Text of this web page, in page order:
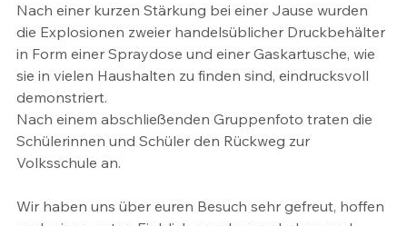
Nach einer kurzen Stärkung bei einer Jause wurden
die Explosionen zweier handelsüblicher Druckbehälter
in Form einer Spraydose und einer Gaskartusche, wie
sie in vielen Haushalten zu finden sind, eindrucksvoll
demonstriert.
Nach einem abschließenden Gruppenfoto traten die
Schülerinnen und Schüler den Rückweg zur
Volksschule an.
Wir haben uns über euren Besuch sehr gefreut, hoffen